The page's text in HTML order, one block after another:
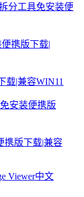
分工具免安装便
载|兼容WIN11
携版下载|兼容